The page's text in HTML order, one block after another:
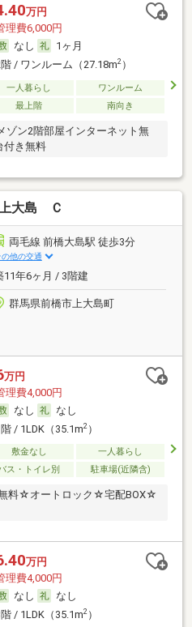
万円
理費6,000円
なし
1ヶ月
/ ワンルーム（27.18m2）
一人暮らし
ワンルーム
最上階 南向き
ゾン2階部屋インターネット無
付き無料
大島 Ｃ
両毛線 前橋大島駅 徒歩3分
の他の交通
11年6ヶ月 / 3階建
群馬県前橋市上大島町
万円
理費4,000円
なし
なし
/ 1LDK（35.1m2）
敷金なし
一人暮らし
ス・トイレ別 駐車場(近隣含)
料☆オートロック☆宅配BOX☆
万円
理費4,000円
なし
なし
/ 1LDK（35.1m2）